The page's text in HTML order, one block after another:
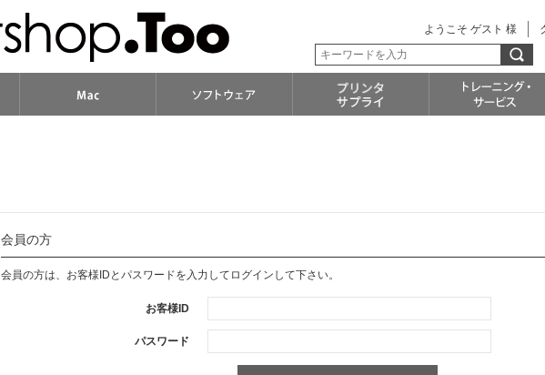
ようこそ ゲスト 様
会員の方
会員の方は、お客様IDとパスワードを入力してログインして下さい。
お客様ID
パスワード